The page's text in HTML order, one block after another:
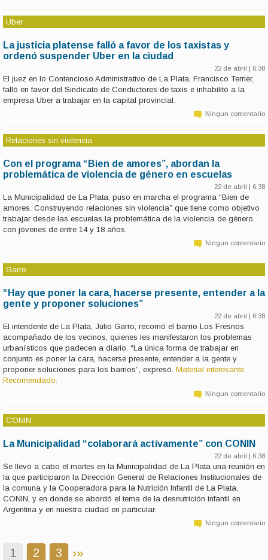
Uber
La justicia platense falló a favor de los taxistas y
ordenó suspender Uber en la ciudad
22 de abril | 6:38
El juez en lo Contencioso Administrativo de La Plata, Francisco Terrier,
falló en favor del Sindicato de Conductores de taxis e inhabilitó a la
empresa Uber a trabajar en la capital provincial.
Ningun comentario
Relaciones sin violencia
Con el programa “Bien de amores”, abordan la
problemática de violencia de género en escuelas
22 de abril | 6:38
La Municipalidad de La Plata, puso en marcha el programa “Bien de
amores. Construyendo relaciones sin violencia” que tiene como objetivo
trabajar desde las escuelas la problemática de la violencia de género,
con jóvenes de entre 14 y 18 años.
Ningun comentario
Garro
“Hay que poner la cara, hacerse presente, entender a la
gente y proponer soluciones”
22 de abril | 6:38
El intendente de La Plata, Julio Garro, recorrió el barrio Los Fresnos
acompañado de los vecinos, quienes les manifestaron los problemas
urbanísticos que padecen a diario. “La única forma de trabajar en
conjunto es poner la cara, hacerse presente, entender a la gente y
proponer soluciones para los barrios”, expresó. Material interesante.
Recomendado.
Ningun comentario
CONIN
La Municipalidad “colaborará activamente” con CONIN
22 de abril | 6:38
Se llevó a cabo el martes en la Municipalidad de La Plata una reunión en
la que participaron la Dirección General de Relaciones Institucionales de
la comuna y la Cooperadora para la Nutrición Infantil de La Plata,
CONIN, y en donde se abordó el tema de la desnutrición infantil en
Argentina y en nuestra ciudad en particular.
Ningun comentario
1 2 3 ›»